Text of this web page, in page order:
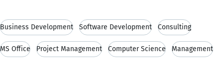
Business Development Software Development Consulting
MS Office Project Management Computer Science Management